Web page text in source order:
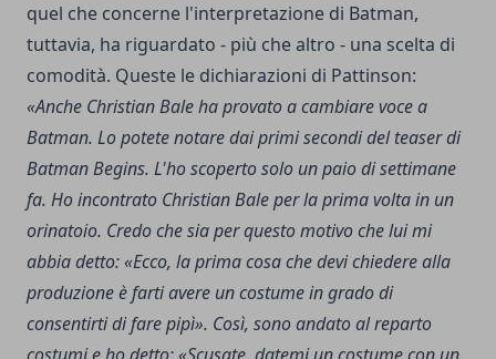
quel che concerne l'interpretazione di Batman,
tuttavia, ha riguardato - più che altro - una scelta di
comodità. Queste le dichiarazioni di Pattinson:
«Anche Christian Bale ha provato a cambiare voce a
Batman. Lo potete notare dai primi secondi del teaser di
Batman Begins. L'ho scoperto solo un paio di settimane
fa. Ho incontrato Christian Bale per la prima volta in un
orinatoio. Credo che sia per questo motivo che lui mi
abbia detto: «Ecco, la prima cosa che devi chiedere alla
produzione è farti avere un costume in grado di
consentirti di fare pipì». Così, sono andato al reparto